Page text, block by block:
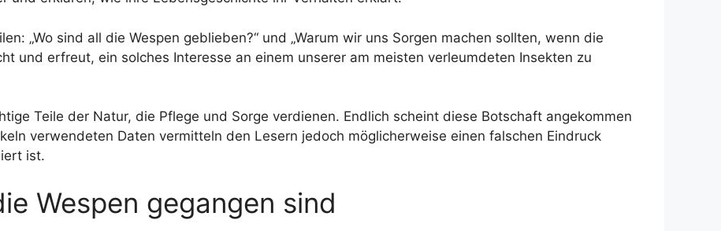
„Wo sind all die Wespen geblieben?“ und „Warum wir uns Sorgen machen sollten, wenn die
und erfreut, ein solches Interesse an einem unserer am meisten verleumdeten Insekten zu
Teile der Natur, die Pflege und Sorge verdienen. Endlich scheint diese Botschaft angekommen
verwendeten Daten vermitteln den Lesern jedoch möglicherweise einen falschen Eindruck
ist.
Wespen gegangen sind